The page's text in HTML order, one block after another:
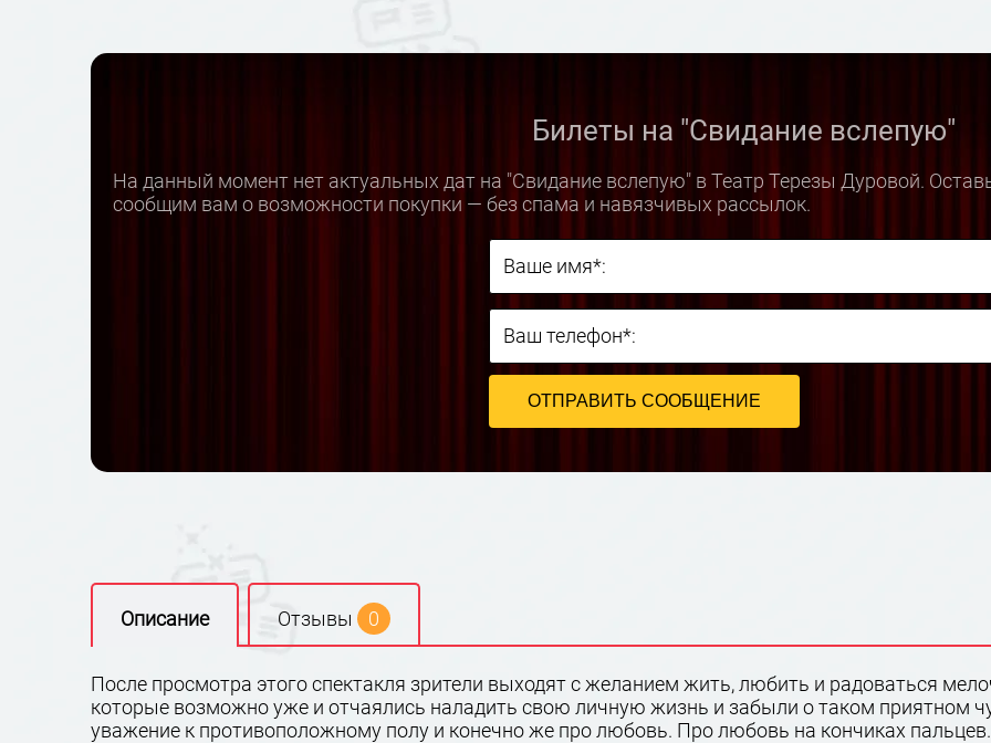
Билеты на "Свидание вслепую"
На данный момент нет актуальных дат на "Свидание вслепую" в Театр Терезы Дуровой.
сообщим вам о возможности покупки — без спама и навязчивых рассылок.
Ваше имя*:
Ваш телефон*:
Описание Отзывы 0
После просмотра этого спектакля зрители выходят с желанием жить, любить и радоваться
которые возможно уже и отчаялись наладить свою личную жизнь и забыли о таком приятном
уважение к противоположному полу и конечно же про любовь. Про любовь на кончиках пальцев.